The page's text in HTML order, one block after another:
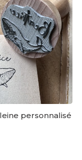
personnalisé